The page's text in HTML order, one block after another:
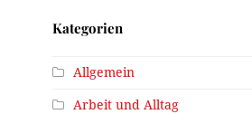
Kategorien
Allgemein
Arbeit und Alltag